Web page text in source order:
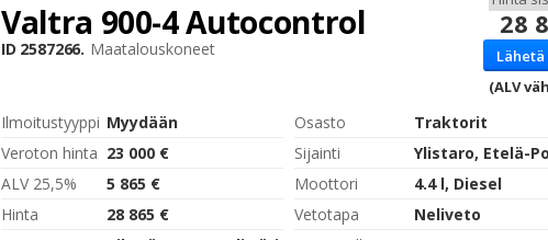
28
(ALV
Valtra 900-4 Autocontrol
ID 2587266. Maatalouskoneet
Ilmoitustyyppi Myydään Osasto
Traktorit
Veroton hinta 23 000 € Sijainti
ALV 25,5%
5 865 € Moottori
4.4 l, Diesel
Hinta
28 865 € Vetotapa
Neliveto